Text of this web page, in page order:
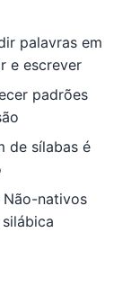
palavras em
e escrever
padrões
de sílabas é
nativos